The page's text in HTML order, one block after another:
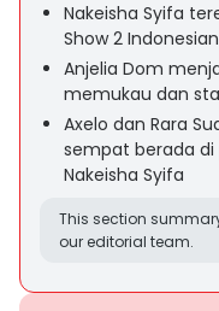
Nakeisha Syifa
Show 2
Anjelia Dom
memukau dan
Axelo dan Rara
sempat berada
Nakeisha Syifa
This section
our editorial team.